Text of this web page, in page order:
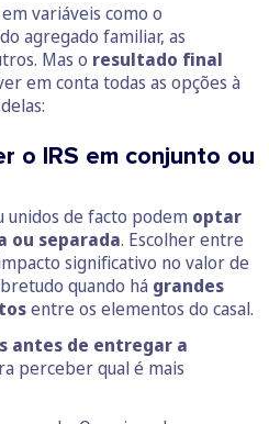
variáveis como o
agregado familiar, as
Mas o resultado final
em conta todas as opções à
o IRS em conjunto ou
unidos de facto podem optar
ou separada. Escolher entre
significativo no valor de
quando há grandes
entre os elementos do casal.
antes de entregar a
perceber qual é mais